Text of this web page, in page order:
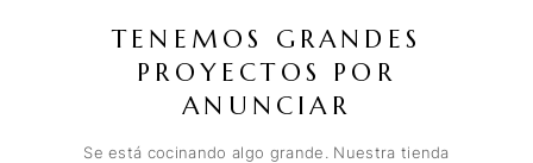
TENEMOS GRANDES
PROYECTOS POR
ANUNCIAR
Se está cocinando algo grande. Nuestra tienda